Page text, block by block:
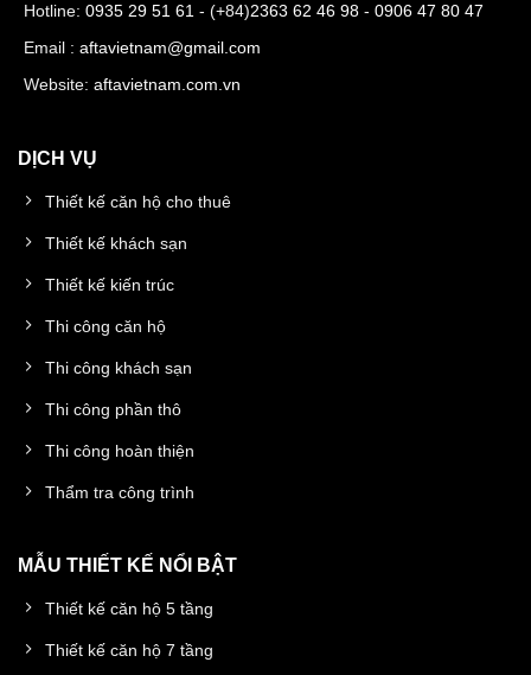
Hotline: 0935 29 51 61 - (+84)2363 62 46 98 - 0906 47 80 47
Email : aftavietnam@gmail.com
Website: aftavietnam.com.vn
DỊCH VỤ
Thiết kế căn hộ cho thuê
Thiết kế khách sạn
Thiết kế kiến trúc
Thi công căn hộ
Thi công khách sạn
Thi công phần thô
Thi công hoàn thiện
Thẩm tra công trình
MẪU THIẾT KẾ NỔI BẬT
Thiết kế căn hộ 5 tầng
Thiết kế căn hộ 7 tầng